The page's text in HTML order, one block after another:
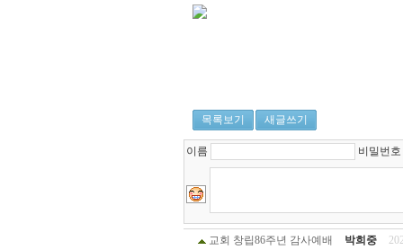
목록보기 새글쓰기
이름 비밀번호
교회 창립86주년 감사예배 박희중